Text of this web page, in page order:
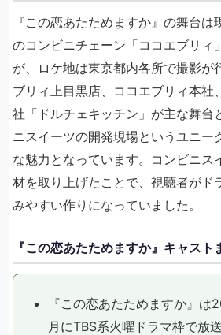
『この恋あたためますか』の舞台
のコンビニチェーン「ココエブリィ
が、ロケ地は東京都内各所で撮影が
ブリィ上目黒店、ココエブリィ本社
社「ドルチェキッチン」が主な舞台
ニスイーツの開発現場というユニー
な魅力となっています。コンビニス
材を取り上げたことで、視聴者がド
みやすい作りになっていました。
『この恋あたためますか』キャスト
『この恋あたためますか』は
月にTBS系火曜ドラマ枠で放